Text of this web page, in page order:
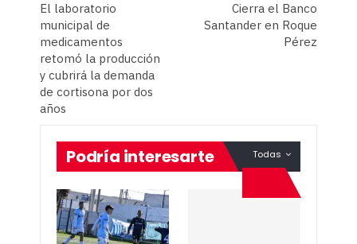
El laboratorio
municipal de
medicamentos
retomó la producción
y cubrirá la demanda
de cortisona por dos
años
Cierra el Banco
Santander en Roque
Pérez
Todas
Podría interesarte